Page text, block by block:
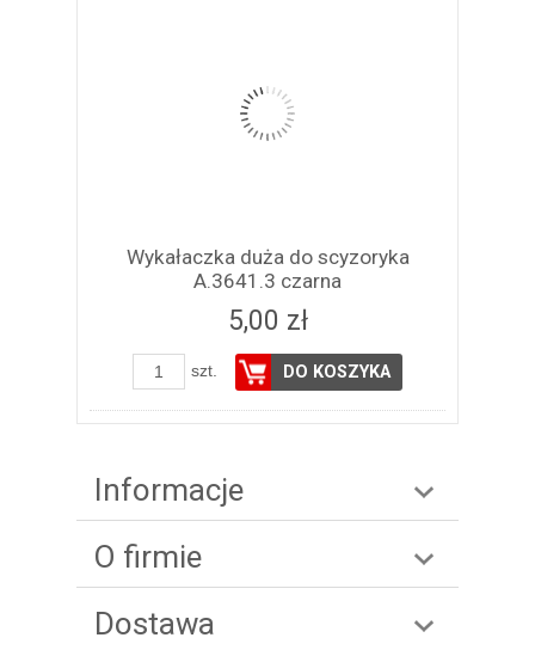
Wykałaczka duża do scyzoryka
A.3641.3 czarna
5,00 zł
szt. DO KOSZYKA
Informacje
O firmie
Dostawa